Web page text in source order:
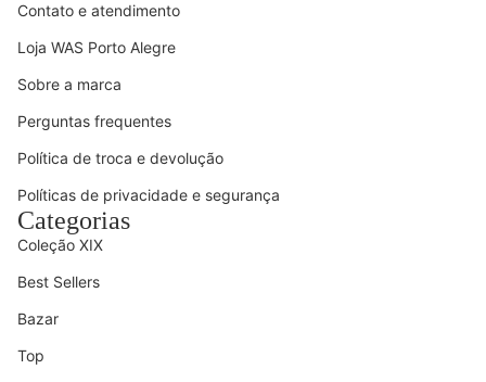
Contato e atendimento
Loja WAS Porto Alegre
Sobre a marca
Perguntas frequentes
Política de troca e devolução
Políticas de privacidade e segurança
Categorias
Coleção XIX
Best Sellers
Bazar
Top